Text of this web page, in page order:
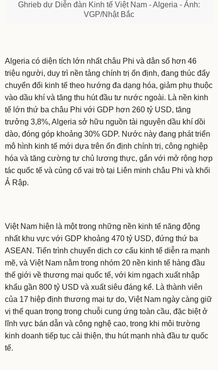
Ghrieb dự Diễn đàn Kinh tế Việt Nam - Algeria - Ảnh:
VGP/Nhật Bắc
Algeria có diện tích lớn nhất châu Phi và dân số hơn 46
triệu người, duy trì nền tảng chính trị ổn định, đang thúc đẩy
chuyển đổi kinh tế theo hướng đa dạng hóa, giảm phụ thuộc
vào dầu khí và tăng thu hút đầu tư nước ngoài. Là nền kinh
tế lớn thứ ba châu Phi với GDP hơn 260 tỷ USD, tăng
trưởng 3,8%, Algeria sở hữu nguồn tài nguyên dầu khí dồi
dào, đóng góp khoảng 30% GDP. Nước này đang phát triển
mô hình kinh tế mới dựa trên ổn định chính trị, công nghiệp
hóa và tăng cường tự chủ lương thực, gắn với mở rộng hợp
tác quốc tế và củng cố vai trò tại Liên minh châu Phi và khối
Ả Rập.
Việt Nam hiện là một trong những nền kinh tế năng động
nhất khu vực với GDP khoảng 470 tỷ USD, đứng thứ ba
ASEAN. Tiến trình chuyển dịch cơ cấu kinh tế diễn ra mạnh
mẽ, và Việt Nam nằm trong nhóm 20 nền kinh tế hàng đầu
thế giới về thương mại quốc tế, với kim ngạch xuất nhập
khẩu gần 800 tỷ USD và xuất siêu đáng kể. Là thành viên
của 17 hiệp định thương mại tự do, Việt Nam ngày càng giữ
vị thế quan trọng trong chuỗi cung ứng toàn cầu, đặc biệt ở
lĩnh vực bán dẫn và công nghệ cao, trong khi môi trường
kinh doanh tiếp tục cải thiện, thu hút mạnh nhà đầu tư quốc
tế.